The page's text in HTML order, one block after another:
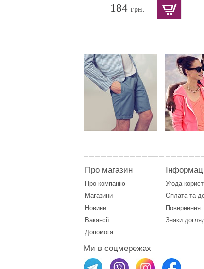
184 грн.
Про магазин
Про компанію
Магазини
Новини
Вакансії
Допомога
Угода
Оплата та
Повернення
Знаки
Ми в соцмережах